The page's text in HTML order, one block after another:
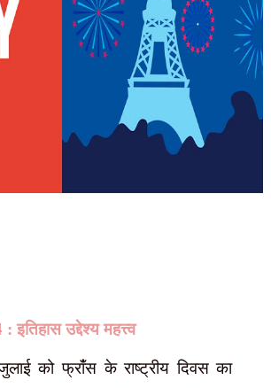
उद्देश्य महत्त्व
को फ्रांँस के राष्ट्रीय दिवस का